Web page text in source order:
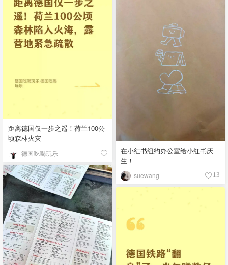
距离德国仅一步之遥！荷兰100公
顷森林火灾
德国吃喝玩乐
在小红书纽约办公室给小红书庆
生！
suewang__ 13